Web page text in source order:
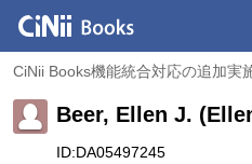
CiNii Books機能統合対応の追加実
Beer, Ellen J.
ID:DA05497245